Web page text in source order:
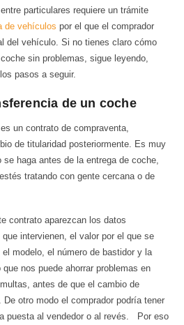
particulares requiere un trámite
de vehículos por el que el comprador
del vehículo. Si no tienes claro cómo
sin problemas, sigue leyendo,
pasos a seguir.
de un coche
un contrato de compraventa,
de titularidad posteriormente. Es muy
haga antes de la entrega de coche,
tratando con gente cercana o de
contrato aparezcan los datos
intervienen, el valor por el que se
modelo, el número de bastidor y la
nos puede ahorrar problemas en
antes de que el cambio de
otro modo el comprador podría tener
puesta al vendedor o al revés. Por eso